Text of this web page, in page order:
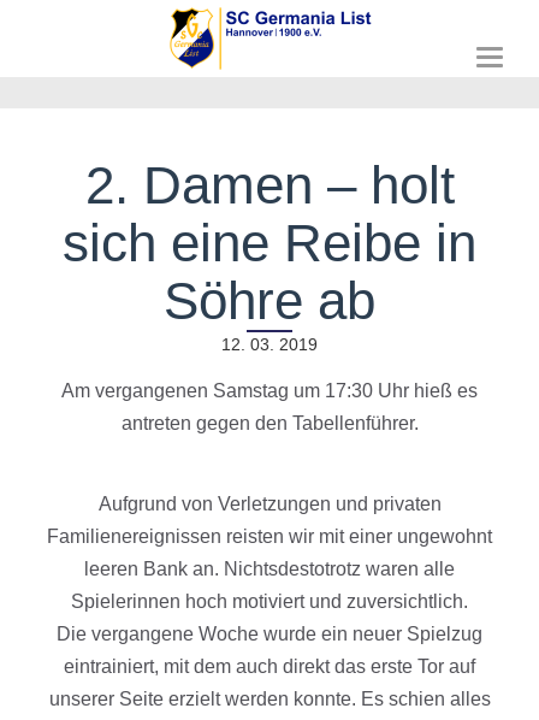
T
2. Damen – holt
sich eine Reibe in
Söhre ab
12. 03. 2019
Am vergangenen Samstag um 17:30 Uhr hieß es
antreten gegen den Tabellenführer.
Aufgrund von Verletzungen und privaten
Familienereignissen reisten wir mit einer ungewohnt
leeren Bank an. Nichtsdestotrotz waren alle
Spielerinnen hoch motiviert und zuversichtlich.
Die vergangene Woche wurde ein neuer Spielzug
eintrainiert, mit dem auch direkt das erste Tor auf
unserer Seite erzielt werden konnte. Es schien alles